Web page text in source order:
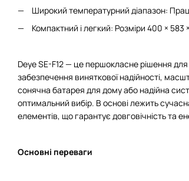
Широкий температурний діапазон:
Компактний і легкий: Розміри 400 ×
Deye SE-F12 — це першокласне рішення
забезпечення виняткової надійності,
сонячна батарея для дому або надійна
оптимальний вибір. В основі лежить
елементів, що гарантує довговічність та
Основні переваги